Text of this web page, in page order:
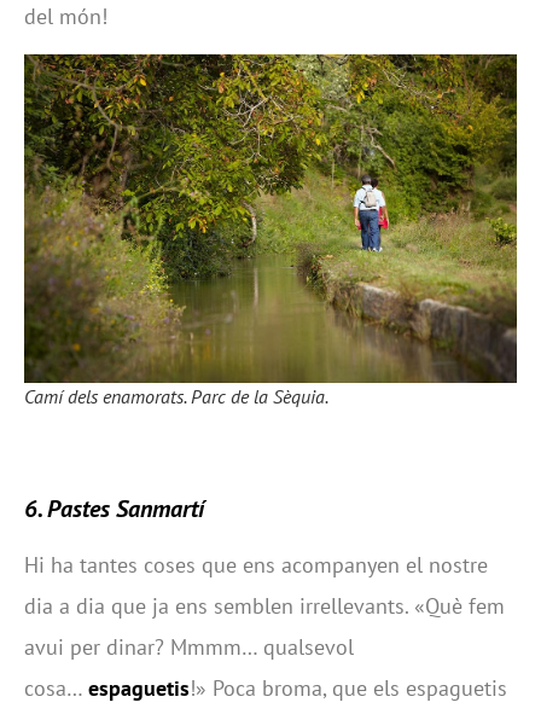
del món!
Camí dels enamorats. Parc de la Sèquia.
6. Pastes Sanmartí
Hi ha tantes coses que ens acompanyen el nostre
dia a dia que ja ens semblen irrellevants. «Què fem
avui per dinar? Mmmm… qualsevol
cosa… espaguetis!» Poca broma, que els espaguetis